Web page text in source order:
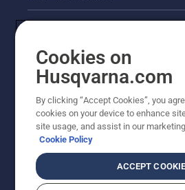
Outros websites da
A abordagem da Husqvarna à
Cookies on
Husqvarna.com
By clicking “Accept Cookies”, you
cookies on your device to enhance
site usage, and assist in our
Cookie Policy
ACCEPT